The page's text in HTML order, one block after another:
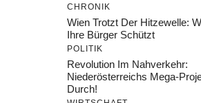
CHRONIK
Wien Trotzt Der Hitzewelle:
Ihre Bürger Schützt
POLITIK
Revolution Im Nahverkehr:
Niederösterreichs Mega-
Durch!